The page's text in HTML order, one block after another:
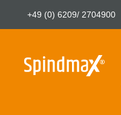
+49 (0) 6209/ 2704900